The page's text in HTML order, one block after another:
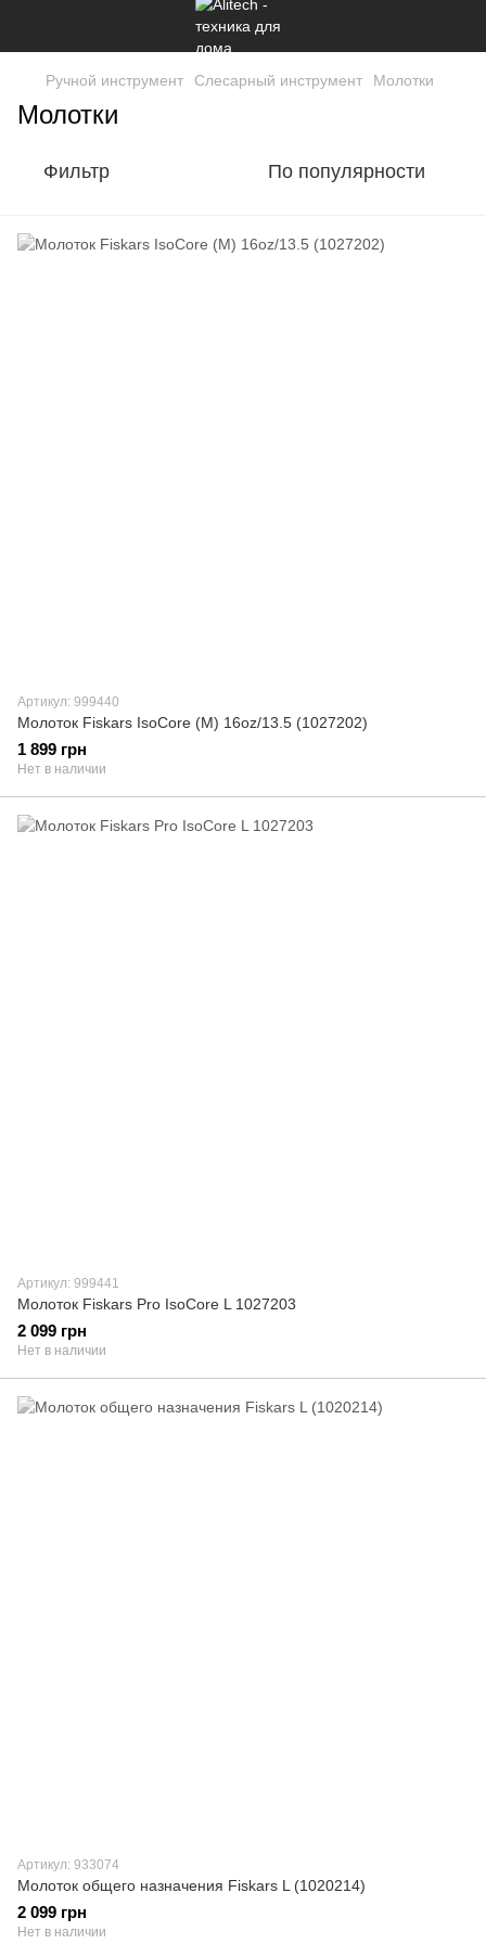
Ручной инструмент Слесарный инструмент Молотки
Молотки
Фильтр По популярности
Артикул: 999440
Молоток Fiskars IsoCore (M) 16oz/13.5 (1027202)
1 899 грн
Нет в наличии
Артикул: 999441
Молоток Fiskars Pro IsoCore L 1027203
2 099 грн
Нет в наличии
Артикул: 933074
Молоток общего назначения Fiskars L (1020214)
2 099 грн
Нет в наличии